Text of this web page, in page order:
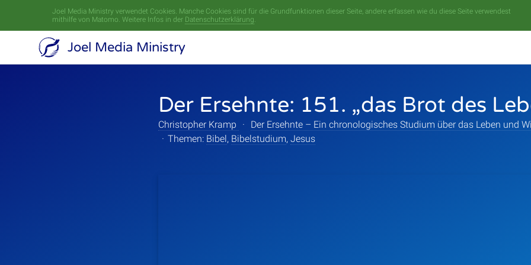
Joel Media Ministry verwendet Cookies. Manche Cookies sind für die Grundfunktionen dieser Seite, andere erfassen wie du diese Seite verwendest
mithilfe von Matomo. Weitere Infos in der Datenschutzerklärung.
Joel Media Ministry
Der Ersehnte: 151. „das Brot des
Christopher Kramp ·
Der Ersehnte – Ein chronologisches Studium über das Leben und
· Themen: Bibel, Bibelstudium, Jesus